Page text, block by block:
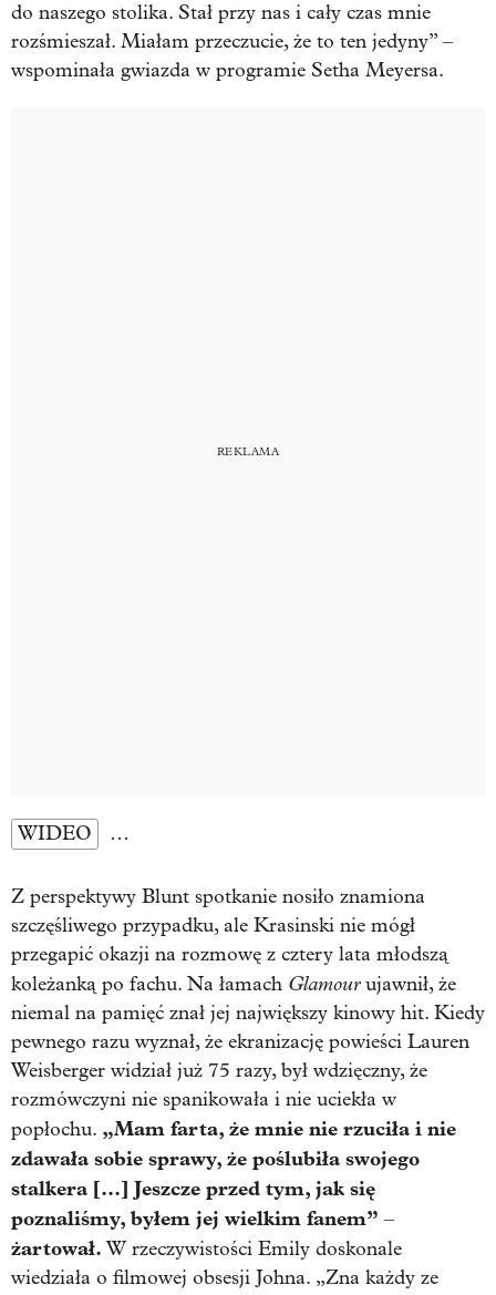
do naszego stolika. Stał przy nas i cały czas mnie
rozśmieszał. Miałam przeczucie, że to ten jedyny” –
wspominała gwiazda w programie Setha Meyersa.
WIDEO …
Z perspektywy Blunt spotkanie nosiło znamiona
szczęśliwego przypadku, ale Krasinski nie mógł
przegapić okazji na rozmowę z cztery lata młodszą
koleżanką po fachu. Na łamach Glamourujawnił, że
niemal na pamięć znał jej największy kinowy hit. Kiedy
pewnego razu wyznał, że ekranizację powieści Lauren
Weisberger widział już 75 razy, był wdzięczny, że
rozmówczyni nie spanikowała i nie uciekła w
popłochu. „Mam farta, że mnie nie rzuciła i nie
zdawała sobie sprawy, że poślubiła swojego
stalkera [...] Jeszcze przed tym, jak się
poznaliśmy, byłem jej wielkim fanem” –
żartował. W rzeczywistości Emily doskonale
wiedziała o filmowej obsesji Johna. „Zna każdy ze